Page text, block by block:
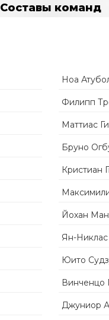
Составы команд
Ноа
Филипп
Маттиас
Бруно
Кристиан
Йохан
Ян-
Юито
Винченцо
Джуниор